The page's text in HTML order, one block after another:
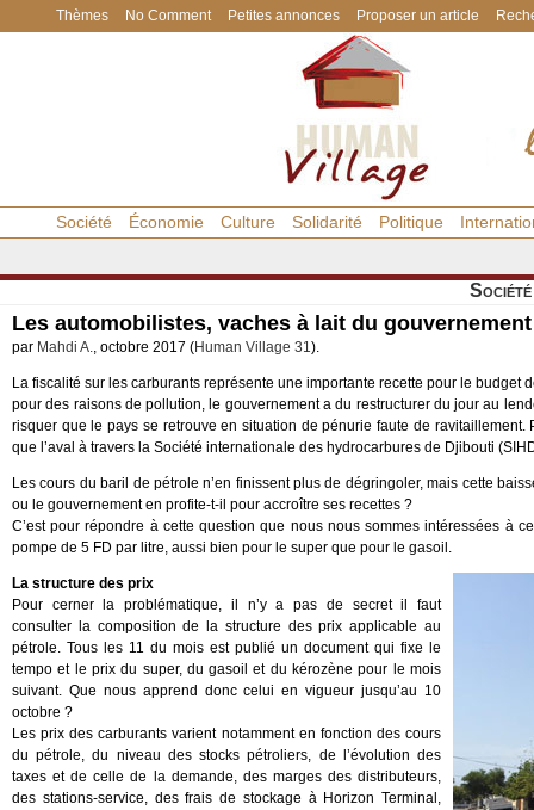
Thèmes No Comment Petites annonces Proposer un article
Société Économie Culture Solidarité Politique
Société
Les automobilistes, vaches à lait du
par Mahdi A., octobre 2017 (Human Village 31).
La fiscalité sur les carburants représente une importante recette pour le budget
pour des raisons de pollution, le gouvernement a du restructurer du jour au
risquer que le pays se retrouve en situation de pénurie faute de ravitaillement.
que l’aval à travers la Société internationale des hydrocarbures de Djibouti
Les cours du baril de pétrole n’en finissent plus de dégringoler, mais cette
ou le gouvernement en profite-t-il pour accroître ses recettes ?
C’est pour répondre à cette question que nous nous sommes intéressées à
pompe de 5 FD par litre, aussi bien pour le super que pour le gasoil.
La structure des prix
Pour cerner la problématique, il n’y a pas de secret il faut
consulter la composition de la structure des prix applicable au
pétrole. Tous les 11 du mois est publié un document qui fixe le
tempo et le prix du super, du gasoil et du kérozène pour le mois
suivant. Que nous apprend donc celui en vigueur jusqu’au 10
octobre ?
Les prix des carburants varient notamment en fonction des cours
du pétrole, du niveau des stocks pétroliers, de l’évolution des
taxes et de celle de la demande, des marges des distributeurs,
des stations-service, des frais de stockage à Horizon Terminal,